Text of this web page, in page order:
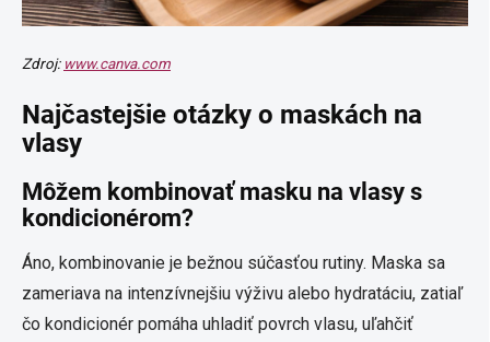
Zdroj: www.canva.com
Najčastejšie otázky o maskách na
vlasy
Môžem kombinovať masku na vlasy s
kondicionérom?
Áno, kombinovanie je bežnou súčasťou rutiny. Maska sa
zameriava na intenzívnejšiu výživu alebo hydratáciu, zatiaľ
čo kondicionér pomáha uhladiť povrch vlasu, uľahčiť